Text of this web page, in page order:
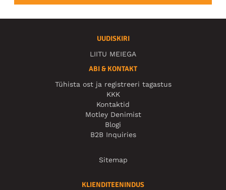
UUDISKIRI
LIITU MEIEGA
ABI & KONTAKT
Tühista ost ja registreeri tagastus
KKK
Kontaktid
Motley Denimist
Blogi
B2B Inquiries
Sitemap
KLIENDITEENINDUS